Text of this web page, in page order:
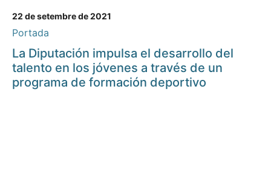
22 de setembre de 2021
Portada
La Diputación impulsa el desarrollo del
talento en los jóvenes a través de un
programa de formación deportivo